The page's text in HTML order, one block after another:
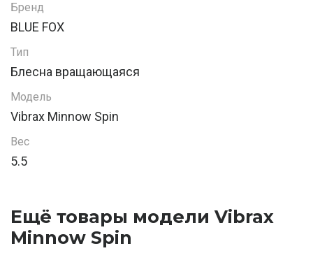
Бренд
BLUE FOX
Тип
Блесна вращающаяся
Модель
Vibrax Minnow Spin
Вес
5.5
Ещё товары модели Vibrax
Minnow Spin